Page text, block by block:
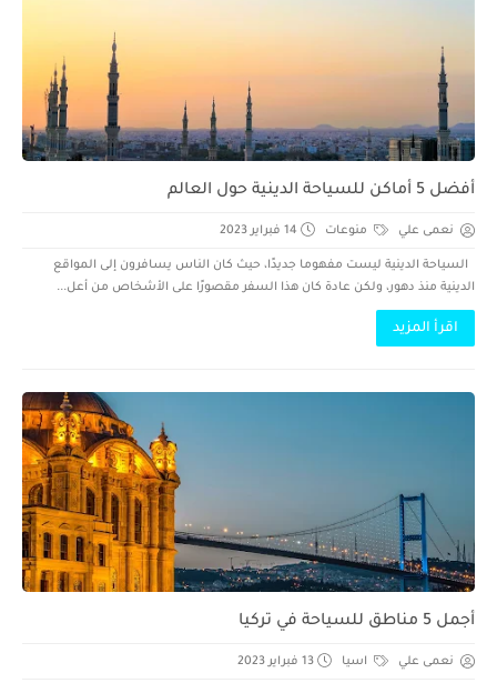
أفضل 5 أماكن للسياحة الدينية حول العالم
نعمى علي منوعات 14 فبراير 2023
السياحة الدينية ليست مفهوما جديدًا، حيث كان الناس يسافرون إلى المواقع
الدينية منذ دهور، ولكن عادة كان هذا السفر مقصورًا على الأشخاص من أعل...
اقرأ المزيد
أجمل 5 مناطق للسياحة في تركيا
نعمى علي اسيا 13 فبراير 2023